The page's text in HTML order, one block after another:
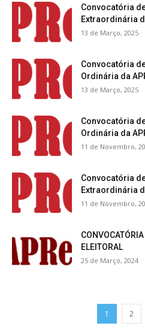
Convocatória
Extraordinária
13 de Março, 2025
Convocatória
Ordinária da
13 de Março, 2025
Convocatória
Ordinária da
11 de Novembro,
Convocatória
Extraordinária
11 de Novembro,
ELEITORAL
25 de Março, 2024
1 2